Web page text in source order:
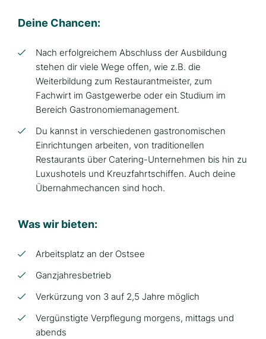
Deine Chancen:
Nach erfolgreichem Abschluss der Ausbildung
stehen dir viele Wege offen, wie z.B. die
Weiterbildung zum Restaurantmeister, zum
Fachwirt im Gastgewerbe oder ein Studium im
Bereich Gastronomiemanagement.
Du kannst in verschiedenen gastronomischen
Einrichtungen arbeiten, von traditionellen
Restaurants über Catering-Unternehmen bis hin zu
Luxushotels und Kreuzfahrtschiffen. Auch deine
Übernahmechancen sind hoch.
Was wir bieten:
Arbeitsplatz an der Ostsee
Ganzjahresbetrieb
Verkürzung von 3 auf 2,5 Jahre möglich
Vergünstigte Verpflegung morgens, mittags und
abends